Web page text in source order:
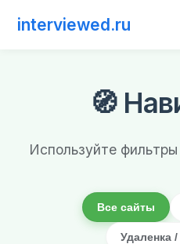
interviewed.ru
🧭
Используйте
Все сайты
Удаленка